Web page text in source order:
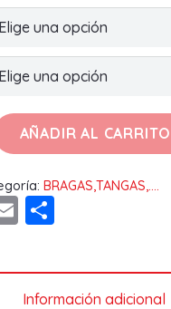
AÑADIR AL CARRITO
BRAGAS,TANGAS,....
Email
Información adicional